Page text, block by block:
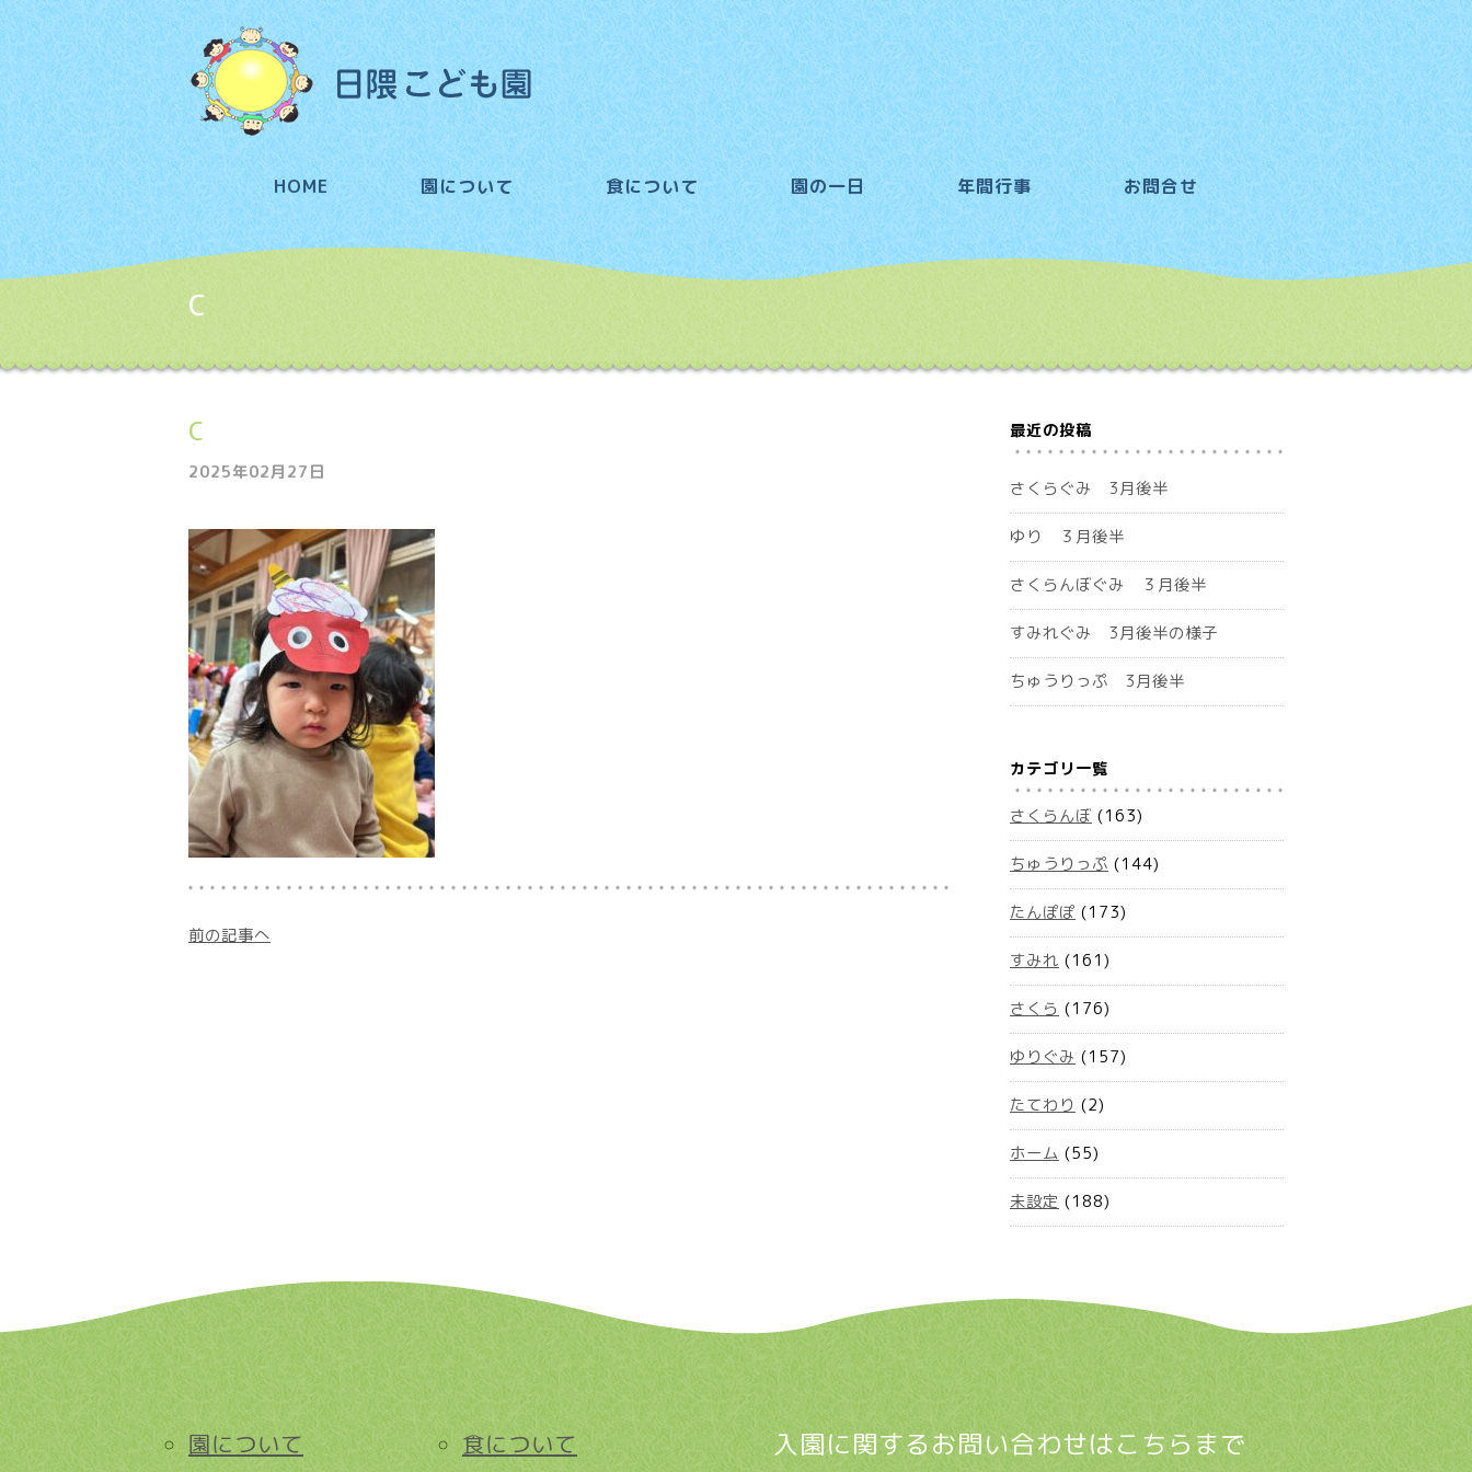
HOME 園について 食について 園の一日 年間行事 お問合せ
C
C
2025年02月27日
前の記事へ
最近の投稿
さくらぐみ 3月後半
ゆり ３月後半
さくらんぼぐみ ３月後半
すみれぐみ 3月後半の様子
ちゅうりっぷ 3月後半
カテゴリ一覧
さくらんぼ (163)
ちゅうりっぷ (144)
たんぽぽ (173)
すみれ (161)
さくら (176)
ゆりぐみ (157)
たてわり (2)
ホーム (55)
未設定 (188)
園について 食について 入園に関するお問い合わせはこちらまで